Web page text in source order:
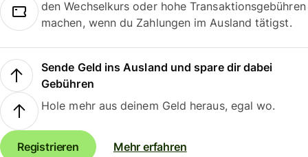
den Wechselkurs oder hohe Transaktionsgebühren
machen, wenn du Zahlungen im Ausland tätigst.
Sende Geld ins Ausland und spare dir dabei
Gebühren
Hole mehr aus deinem Geld heraus, egal wo.
Registrieren Mehr erfahren